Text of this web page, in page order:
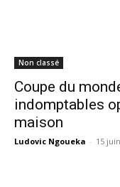
Non classé
Coupe du
indomptables
maison
Ludovic Ngoueka - 15